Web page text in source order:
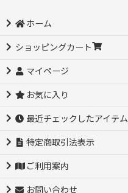
ホーム
ショッピングカート
マイページ
お気に入り
最近チェックしたアイテム
特定商取引法表示
ご利用案内
お問い合わせ